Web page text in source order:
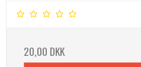
20,00 DKK